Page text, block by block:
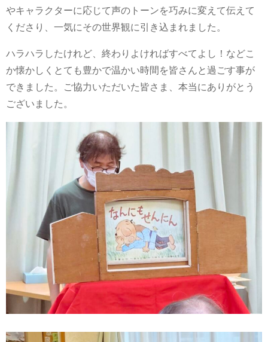
やキャラクターに応じて声のトーンを巧みに変えて伝えて
くださり、一気にその世界観に引き込まれました。
ハラハラしたけれど、終わりよければすべてよし！などこ
か懐かしくとても豊かで温かい時間を皆さんと過ごす事が
できました。ご協力いただいた皆さま、本当にありがとう
ございました。